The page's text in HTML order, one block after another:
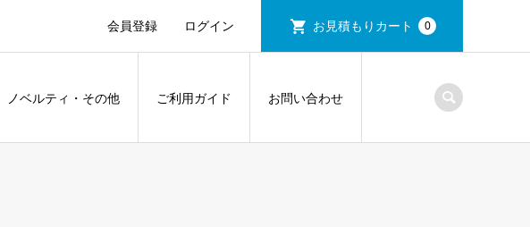
会員登録 ログイン お見積もりカート 0
ノベルティ・その他 ご利用ガイド お問い合わせ